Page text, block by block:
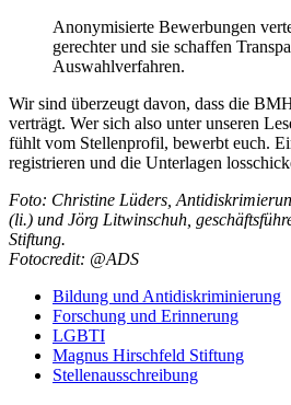
Anonymisierte Bewerbungen
gerechter und sie schaffen
Auswahlverfahren.
Wir sind überzeugt davon, dass die
verträgt. Wer sich also unter unseren
fühlt vom Stellenprofil, bewerbt euch.
registrieren und die Unterlagen
Foto: Christine Lüders,
(li.) und Jörg Litwinschuh,
Stiftung.
Fotocredit: @ADS
Bildung und Antidiskriminierung
Forschung und Erinnerung
LGBTI
Magnus Hirschfeld Stiftung
Stellenausschreibung